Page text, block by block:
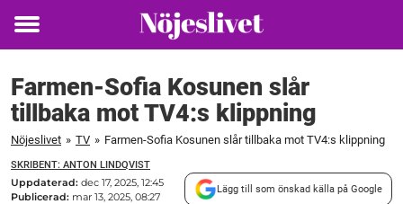
Toggle
Farmen-Sofia Kosunen slår
tillbaka mot TV4:s klippning
Nöjeslivet » TV » Farmen-Sofia Kosunen slår tillbaka mot TV4:s klippning
SKRIBENT: ANTON LINDQVIST
Uppdaterad: dec 17, 2025, 12:45
Publicerad: mar 13, 2025, 08:27
Lägg till som önskad källa på Google